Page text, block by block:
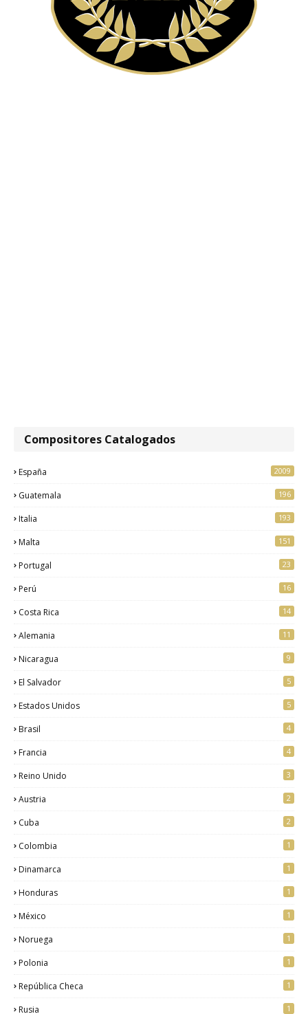
Compositores Catalogados
España 2009
Guatemala 196
Italia 193
Malta 151
Portugal 23
Perú 16
Costa Rica 14
Alemania 11
Nicaragua 9
El Salvador 5
Estados Unidos 5
Brasil 4
Francia 4
Reino Unido 3
Austria 2
Cuba 2
Colombia 1
Dinamarca 1
Honduras 1
México 1
Noruega 1
Polonia 1
República Checa 1
Rusia 1